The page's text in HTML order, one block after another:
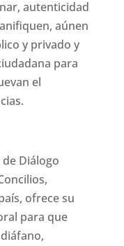
autenticidad
aúnen
y privado y
para
el
Diálogo
ofrece su
para que